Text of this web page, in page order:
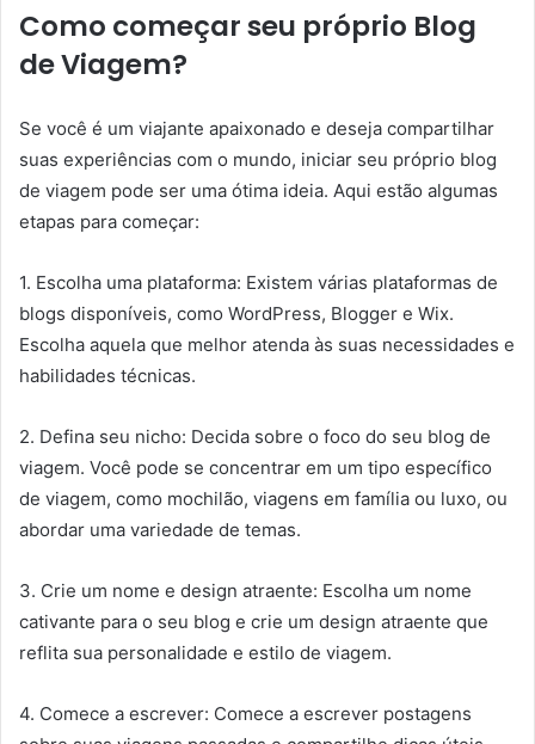
Como começar seu próprio Blog
de Viagem?
Se você é um viajante apaixonado e deseja compartilhar
suas experiências com o mundo, iniciar seu próprio blog
de viagem pode ser uma ótima ideia. Aqui estão algumas
etapas para começar:
1. Escolha uma plataforma: Existem várias plataformas de
blogs disponíveis, como WordPress, Blogger e Wix.
Escolha aquela que melhor atenda às suas necessidades e
habilidades técnicas.
2. Defina seu nicho: Decida sobre o foco do seu blog de
viagem. Você pode se concentrar em um tipo específico
de viagem, como mochilão, viagens em família ou luxo, ou
abordar uma variedade de temas.
3. Crie um nome e design atraente: Escolha um nome
cativante para o seu blog e crie um design atraente que
reflita sua personalidade e estilo de viagem.
4. Comece a escrever: Comece a escrever postagens